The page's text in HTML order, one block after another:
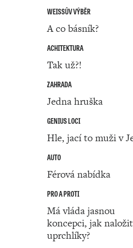
WEISSŮV VÝBĚR
A co básník?
ACHITEKTURA
Tak už?!
ZAHRADA
Jedna hruška
GENIUS LOCI
Hle, jací to muži v
AUTO
Férová nabídka
PRO A PROTI
Má vláda jasnou
koncepci, jak
uprchlíky?